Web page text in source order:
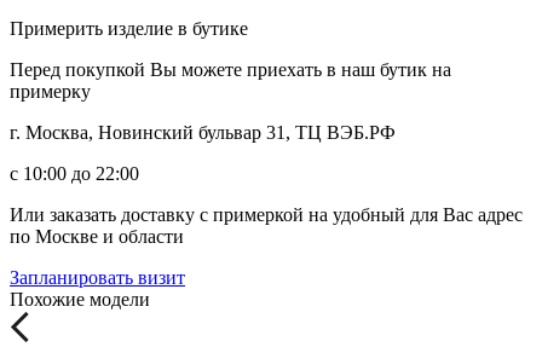
Примерить изделие в бутике
Перед покупкой Вы можете приехать в наш бутик на
примерку
г. Москва, Новинский бульвар 31, ТЦ ВЭБ.РФ
с 10:00 до 22:00
Или заказать доставку с примеркой на удобный для Вас адрес
по Москве и области
Запланировать визит
Похожие модели